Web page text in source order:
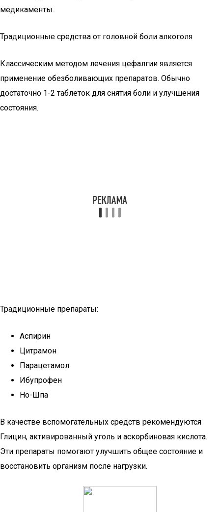
медикаменты.
Традиционные средства от головной боли алкоголя
Классическим методом лечения цефалгии является
применение обезболивающих препаратов. Обычно
достаточно 1-2 таблеток для снятия боли и улучшения
состояния.
Традиционные препараты:
Аспирин
Цитрамон
Парацетамол
Ибупрофен
Но-Шпа
В качестве вспомогательных средств рекомендуются
Глицин, активированный уголь и аскорбиновая кислота.
Эти препараты помогают улучшить общее состояние и
восстановить организм после нагрузки.